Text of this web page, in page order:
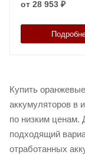
от 28 953 ₽
Купить
аккумуляторов в
по низким ценам.
подходящий
отработанных